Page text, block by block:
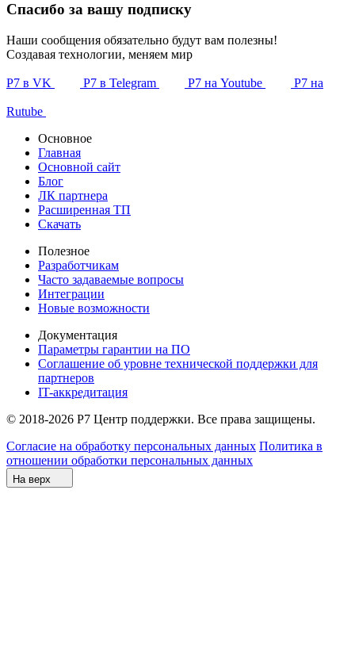
Спасибо за вашу подписку
Наши сообщения обязательно будут вам полезны!
Создавая технологии, меняем мир
Р7 в VK Р7 в Telegram Р7 на Youtube Р7 на
Rutube
Основное
Главная
Основной сайт
Блог
ЛК партнера
Расширенная ТП
Скачать
Полезное
Разработчикам
Часто задаваемые вопросы
Интеграции
Новые возможности
Документация
Параметры гарантии на ПО
Соглашение об уровне технической поддержки для
партнеров
IT-аккредитация
© 2018-2026 Р7 Центр поддержки. Все права защищены.
Согласие на обработку персональных данных Политика в
отношении обработки персональных данных
На верх